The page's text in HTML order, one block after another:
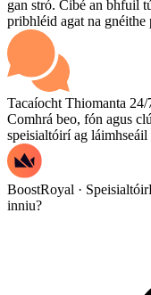
gan stró. Cibé an bhfuil
pribhléid agat na gnéithe
Tacaíocht Thiomanta 24/
Comhrá beo, fón agus
speisialtóirí ag
BoostRoyal · Speisialtóir
inniu?